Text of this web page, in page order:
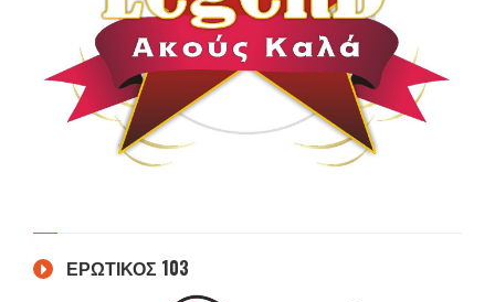
ΕΡΩΤΙΚΟΣ 103